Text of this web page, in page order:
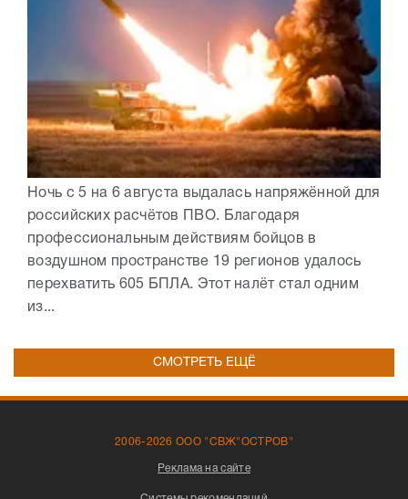
Ночь с 5 на 6 августа выдалась напряжённой для
российских расчётов ПВО. Благодаря
профессиональным действиям бойцов в
воздушном пространстве 19 регионов удалось
перехватить 605 БПЛА. Этот налёт стал одним
из...
СМОТРЕТЬ ЕЩЁ
2006-2026 ООО "СВЖ"ОСТРОВ"
Реклама на сайте